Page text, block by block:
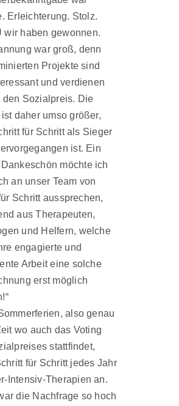
Erleichterung. Stolz.
wir haben gewonnen.
war groß, denn
Projekte sind
und verdienen
den Sozialpreis. Die
daher umso größer,
für Schritt als Sieger
ist. Ein
möchte ich
an unser Team von
Schritt aussprechen,
aus Therapeuten,
und Helfern, welche
engagierte und
Arbeit eine solche
erst möglich
also genau
wo auch das Voting
stattfindet,
für Schritt jedes Jahr
Intensiv-Therapien an.
die Nachfrage so hoch